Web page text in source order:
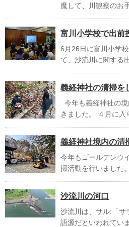
魔して、川観察のお
富川小学校で出前
6月26日に富川小学
て、沙流川に関する
義経神社の清掃を
今年も義経神社の
きました。 ４月に入
義経神社境内の清
今年もゴールデンウ
掃活動を行いました
沙流川の河口
沙流川は、サル:「サ
語源だといわれてい